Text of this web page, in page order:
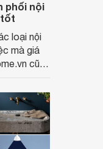
đ
phối nội
tốt
loại nội
mà giá
cũng